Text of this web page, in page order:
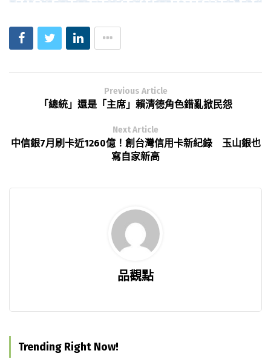
Previous Article
「總統」還是「主席」賴清德角色錯亂掀民怨
Next Article
中信銀7月刷卡近1260億！創台灣信用卡新紀錄 玉山銀也
寫自家新高
品觀點
Trending Right Now!